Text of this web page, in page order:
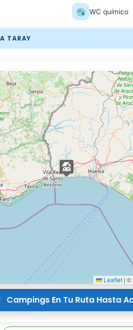
WC químico
TARAY
Leaflet | ©
Campings En Tu Ruta Hasta